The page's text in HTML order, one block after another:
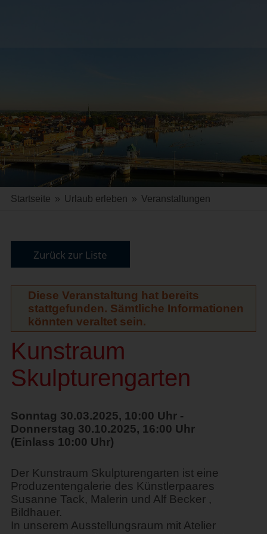
Startseite » Urlaub erleben » Veranstaltungen
Zurück zur Liste
Diese Veranstaltung hat bereits
stattgefunden. Sämtliche Informationen
könnten veraltet sein.
Kunstraum
Skulpturengarten
Sonntag 30.03.2025, 10:00 Uhr -
Donnerstag 30.10.2025, 16:00 Uhr
(Einlass 10:00 Uhr)
Der Kunstraum Skulpturengarten ist eine
Produzentengalerie des Künstlerpaares
Susanne Tack, Malerin und Alf Becker ,
Bildhauer.
In unserem Ausstellungsraum mit Atelier